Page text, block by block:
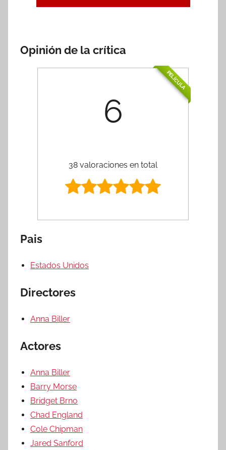
Opinión de la crítica
PELÍCULA
6
38 valoraciones en total
Pais
Estados Unidos
Directores
Anna Biller
Actores
Anna Biller
Barry Morse
Bridget Brno
Chad England
Cole Chipman
Jared Sanford